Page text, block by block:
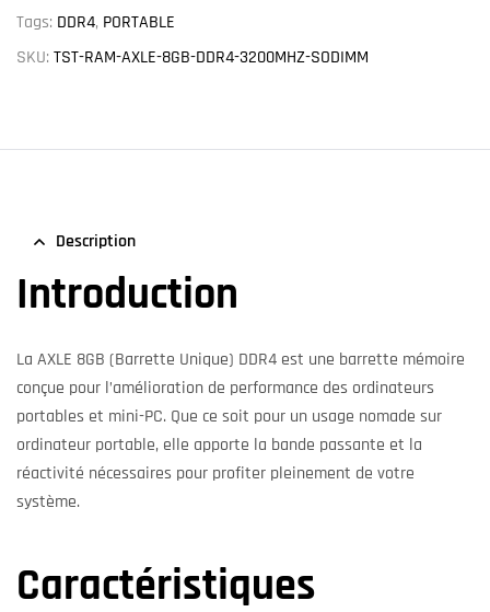
Tags: DDR4, PORTABLE
SKU: TST-RAM-AXLE-8GB-DDR4-3200MHZ-SODIMM
Description
Introduction
La AXLE 8GB (Barrette Unique) DDR4 est une barrette mémoire
conçue pour l’amélioration de performance des ordinateurs
portables et mini-PC. Que ce soit pour un usage nomade sur
ordinateur portable, elle apporte la bande passante et la
réactivité nécessaires pour profiter pleinement de votre
système.
Caractéristiques